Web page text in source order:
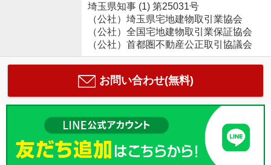
埼玉県知事 (1) 第25031号
（公社）埼玉県宅地建物取引業協会
（公社）全国宅地建物取引業保証協会
（公社）首都圏不動産公正取引協議会
お問い合わせ(無料)